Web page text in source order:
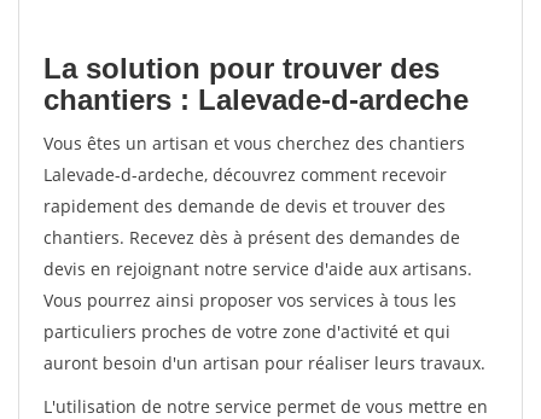
La solution pour trouver des
chantiers : Lalevade-d-ardeche
Vous êtes un artisan et vous cherchez des chantiers
Lalevade-d-ardeche, découvrez comment recevoir
rapidement des demande de devis et trouver des
chantiers. Recevez dès à présent des demandes de
devis en rejoignant notre service d'aide aux artisans.
Vous pourrez ainsi proposer vos services à tous les
particuliers proches de votre zone d'activité et qui
auront besoin d'un artisan pour réaliser leurs travaux.
L'utilisation de notre service permet de vous mettre en